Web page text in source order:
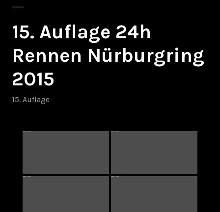
15. Auflage 24h
Rennen Nürburgring
2015
15. Auflage